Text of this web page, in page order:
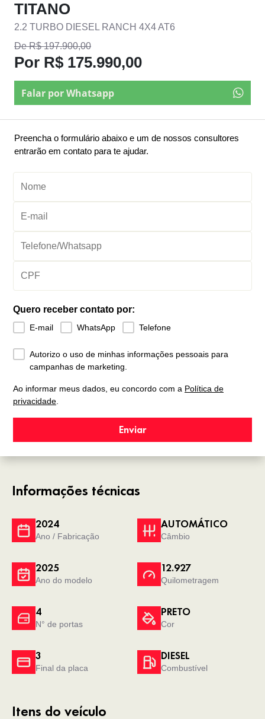
TITANO
2.2 TURBO DIESEL RANCH 4X4 AT6
De R$ 197.900,00
Por R$ 175.990,00
Falar por Whatsapp
Preencha o formulário abaixo e um de nossos consultores
entrarão em contato para te ajudar.
Quero receber contato por:
E-mail WhatsApp Telefone
Autorizo o uso de minhas informações pessoais para
campanhas de marketing.
Ao informar meus dados, eu concordo com a Política de
privacidade.
Enviar
Informações técnicas
2024
Ano / Fabricação
AUTOMÁTICO
Câmbio
4
N° de portas
PRETO
Cor
2025
Ano do modelo
12.927
Quilometragem
3
Final da placa
DIESEL
Combustível
Itens do veículo